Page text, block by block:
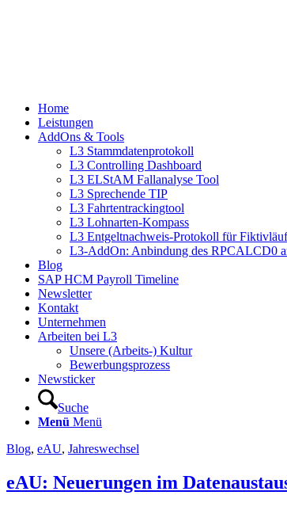
Home
Leistungen
AddOns & Tools
L3 Stammdatenprotokoll
L3 Controlling Dashboard
L3 ELStAM Fallanalyse Tool
L3 Sprechende TIP
L3 Fahrtentrackingtool
L3 Lohnarten-Kompass
L3 Entgeltnachweis-Protokoll für
L3-AddOn: Anbindung des RPCALCD0
Blog
SAP HCM Payroll Timeline
Newsletter
Kontakt
Unternehmen
Arbeiten bei L3
Unsere (Arbeits-) Kultur
Bewerbungsprozess
Newsticker
Suche
Menü Menü
Blog, eAU, Jahreswechsel
eAU: Neuerungen im